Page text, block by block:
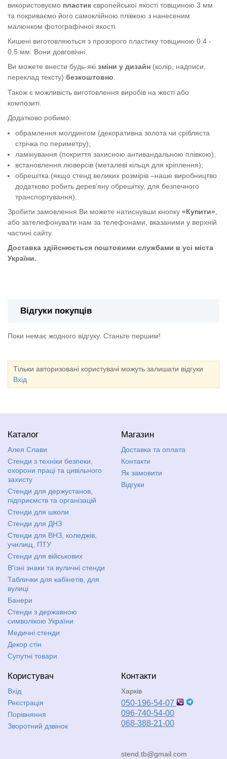
використовуємо пластик європейської якості товщиною 3 мм
та покриваємо його самоклійною плівкою з нанесеним
малюнком фотографічної якості.
Кишені виготовляються з прозорого пластику товщиною 0.4 -
0,5 мм. Вони довговічні.
Ви можете внести будь-які зміни у дизайн (колір, надписи,
переклад тексту) безкоштовно.
Також є можливість виготовлення виробів на жесті або
композиті.
Додатково робимо:
обрамлення молдингом (декоративна золота чи срібляста
стрічка по периметру);
ламінування (покриття захисною антивандальною плівкою);
встановлення люверсів (металеві кільця для кріплення);
обрешітка (якщо стенд великих розмірів –наше виробництво
додатково робить дерев’яну обрешітку, для безпечного
транспортування).
Зробити замовлення Ви можете натиснувши кнопку «Купити»
або зателефонувати нам за телефонами, вказаними у верхній
частині сайту.
Доставка здійснюється поштовими службами в усі міста
України.
Відгуки покупців
Поки немає жодного відгуку. Станьте першим!
Тільки авторизовані користувачі можуть залишати відгуки
Вхід
Каталог
Алея Слави
Стенди з техніки безпеки,
охорони праці та цивільного
захисту
Стенди для держустанов,
підприємств та організацій
Стенди для школи
Стенди для ДНЗ
Стенди для ВНЗ, коледжів,
училищ, ПТУ
Стенди для військових
В'їзні знаки та вуличні стенди
Таблички для кабінетів, для
вулиці
Банери
Стенди з державною
символікою України
Медичні стенди
Декор стін
Супутні товари
Магазин
Доставка та оплата
Контакти
Як замовити
Відгуки
Користувач
Вхід
Реєстрація
Порівняння
Зворотний дзвінок
Контакти
Харків
050-196-54-07
096-740-54-00
068-388-21-00
stend.tb@gmail.com